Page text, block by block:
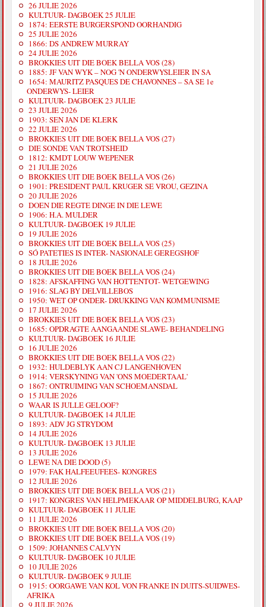
26 JULIE 2026
KULTUUR- DAGBOEK 25 JULIE
1874: EERSTE BURGERSPOND OORHANDIG
25 JULIE 2026
1866: DS ANDREW MURRAY
24 JULIE 2026
BROKKIES UIT DIE BOEK BELLA VOS (28)
1885: JF VAN WYK – NOG 'N ONDERWYSLEIER IN SA
1654: MAURITZ PASQUES DE CHAVONNES – SA SE 1e
ONDERWYS- LEIER
KULTUUR- DAGBOEK 23 JULIE
23 JULIE 2026
1903: SEN JAN DE KLERK
22 JULIE 2026
BROKKIES UIT DIE BOEK BELLA VOS (27)
DIE SONDE VAN TROTSHEID
1812: KMDT LOUW WEPENER
21 JULIE 2026
BROKKIES UIT DIE BOEK BELLA VOS (26)
1901: PRESIDENT PAUL KRUGER SE VROU, GEZINA
20 JULIE 2026
DOEN DIE REGTE DINGE IN DIE LEWE
1906: H.A. MULDER
KULTUUR- DAGBOEK 19 JULIE
19 JULIE 2026
BROKKIES UIT DIE BOEK BELLA VOS (25)
SÓ PATETIES IS INTER- NASIONALE GEREGSHOF
18 JULIE 2026
BROKKIES UIT DIE BOEK BELLA VOS (24)
1828: AFSKAFFING VAN HOTTENTOT- WETGEWING
1916: SLAG BY DELVILLEBOS
1950: WET OP ONDER- DRUKKING VAN KOMMUNISME
17 JULIE 2026
BROKKIES UIT DIE BOEK BELLA VOS (23)
1685: OPDRAGTE AANGAANDE SLAWE- BEHANDELING
KULTUUR- DAGBOEK 16 JULIE
16 JULIE 2026
BROKKIES UIT DIE BOEK BELLA VOS (22)
1932: HULDEBLYK AAN CJ LANGENHOVEN
1914: VERSKYNING VAN 'ONS MOEDERTAAL'
1867: ONTRUIMING VAN SCHOEMANSDAL
15 JULIE 2026
WAAR IS JULLE GELOOF?
KULTUUR- DAGBOEK 14 JULIE
1893: ADV JG STRYDOM
14 JULIE 2026
KULTUUR- DAGBOEK 13 JULIE
13 JULIE 2026
LEWE NA DIE DOOD (5)
1979: FAK HALFEEUFEES- KONGRES
12 JULIE 2026
BROKKIES UIT DIE BOEK BELLA VOS (21)
1917: KONGRES VAN HELPMEKAAR OP MIDDELBURG, KAAP
KULTUUR- DAGBOEK 11 JULIE
11 JULIE 2026
BROKKIES UIT DIE BOEK BELLA VOS (20)
BROKKIES UIT DIE BOEK BELLA VOS (19)
1509: JOHANNES CALVYN
KULTUUR- DAGBOEK 10 JULIE
10 JULIE 2026
KULTUUR- DAGBOEK 9 JULIE
1915: OORGAWE VAN KOL VON FRANKE IN DUITS-SUIDWES-
AFRIKA